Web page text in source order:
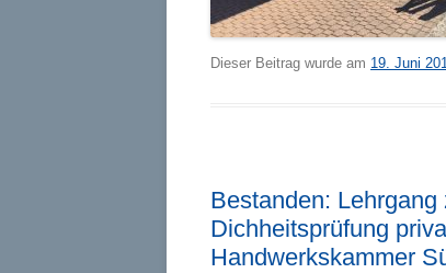
Dieser Beitrag wurde am 19. Juni
Bestanden:
Dichheitsprüfung
Handwerkskammer